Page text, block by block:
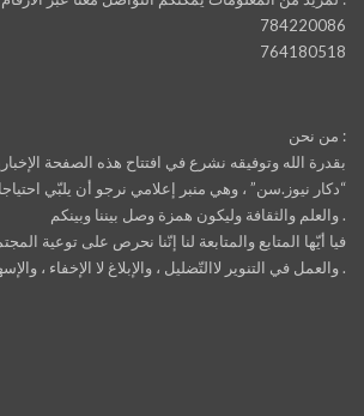
784220086
764180518
من نحن :
بقدرة الله وتوفيقه نشرع في افتتاح هذه الصفحة
“دكار نيوز.سن” ، وهي منبر إعلامي نرجو أن يلبّي
والعلم والثقافة وليكون همزة وصل بيننا وبينكم .
فيا أيّها المتابع والمتابعة لنا إنّنا نحرص على توعية
والعمل في التنوير لاالتّضليل ، والإبلاغ لا الإخفاء ، والإسهام في تنمية الذات .